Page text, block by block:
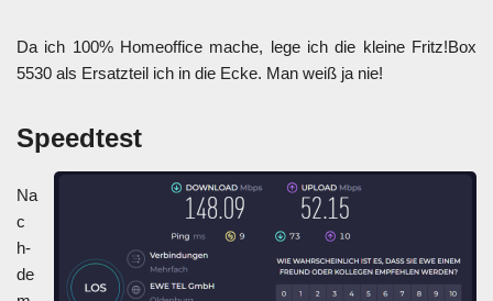
Da ich 100% Home­of­fice mache, lege ich die klei­ne Fritz!Box
5530 als Ersatz­teil ich in die Ecke. Man weiß ja nie!
Speed­test
Na
c
h­
de